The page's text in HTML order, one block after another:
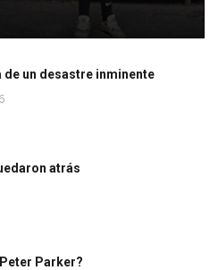
de un desastre inminente
atrás
Parker?